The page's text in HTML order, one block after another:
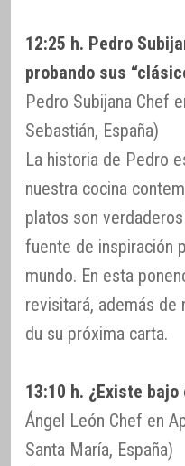
12:25 h. Pedro
probando sus
Pedro Subijana Chef
Sebastián, España)
La historia de Pedro
nuestra cocina
platos son
fuente de inspiración
mundo. En esta
revisitará, además de
du su próxima carta.
13:10 h. ¿Existe
Ángel León Chef en
Santa María, España)